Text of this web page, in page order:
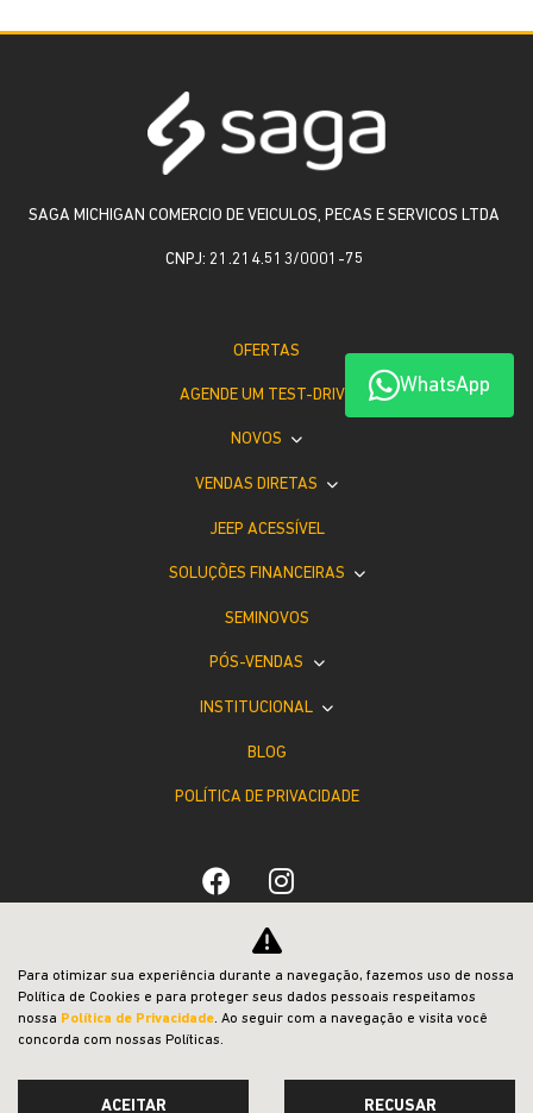
WhatsApp
SAGA MICHIGAN COMERCIO DE VEICULOS, PECAS E SERVICOS LTDA
CNPJ: 21.214.513/0001-75
OFERTAS
AGENDE UM TEST-DRIVE
NOVOS
VENDAS DIRETAS
JEEP ACESSÍVEL
SOLUÇÕES FINANCEIRAS
SEMINOVOS
PÓS-VENDAS
INSTITUCIONAL
BLOG
POLÍTICA DE PRIVACIDADE
Desacelere. Seu bem maior é a vida.
Para otimizar sua experiência durante a navegação, fazemos uso de nossa
Política de Cookies e para proteger seus dados pessoais respeitamos
nossa Política de Privacidade. Ao seguir com a navegação e visita você
concorda com nossas Políticas.
ACEITAR RECUSAR